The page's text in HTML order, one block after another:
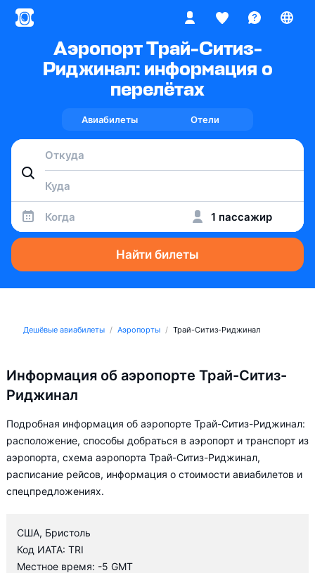
Аэропорт Трай-Ситиз-
Риджинал: информация о
перелётах
Авиабилеты Отели
Когда 1 пассажир
Найти билеты
Дешёвые авиабилеты Аэропорты Трай-Ситиз-Риджинал
Информация об аэропорте Трай-Ситиз-
Риджинал
Подробная информация об аэропорте Трай-Ситиз-Риджинал:
расположение, способы добраться в аэропорт и транспорт из
аэропорта, схема аэропорта Трай-Ситиз-Риджинал,
расписание рейсов, информация о стоимости авиабилетов и
спецпредложениях.
США, Бристоль
Код ИАТА: TRI
Местное время: -5 GMT